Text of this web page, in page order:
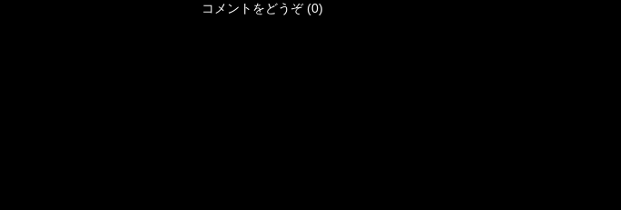
コメントをどうぞ (0)